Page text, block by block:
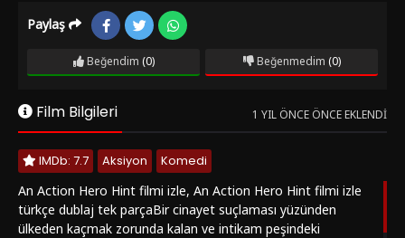
FRAGMAN
ALTYZ
Fembed
Bildir
Sinema
Modu
Paylaş
Beğendim (0) Beğenmedim (0)
Film Bilgileri 1 YIL ÖNCE ÖNCE EKLENDI
IMDb: 7.7 Aksiyon
Komedi
An Action Hero Hint filmi izle, An Action Hero Hint filmi izle
türkçe dublaj tek parçaBir cinayet suçlaması yüzünden
ülkeden kaçmak zorunda kalan ve intikam peşindeki